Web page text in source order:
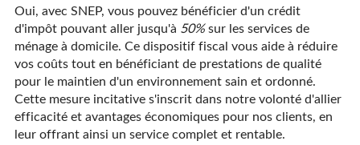
Oui, avec SNEP, vous pouvez bénéficier d'un crédit
d'impôt pouvant aller jusqu'à 50%sur les services de
ménage à domicile. Ce dispositif fiscal vous aide à réduire
vos coûts tout en bénéficiant de prestations de qualité
pour le maintien d'un environnement sain et ordonné.
Cette mesure incitative s'inscrit dans notre volonté d'allier
efficacité et avantages économiques pour nos clients, en
leur offrant ainsi un service complet et rentable.